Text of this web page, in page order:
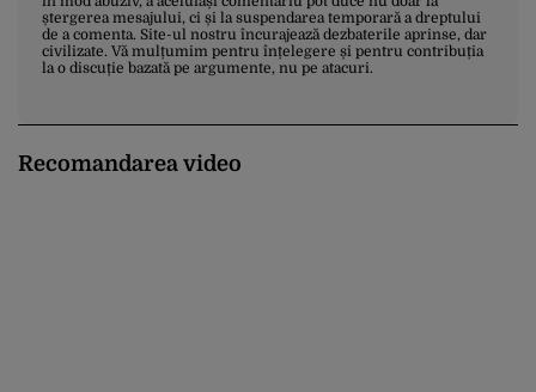
ștergerea mesajului, ci și la suspendarea temporară a dreptului
de a comenta. Site-ul nostru încurajează dezbaterile aprinse, dar
civilizate. Vă mulțumim pentru înțelegere și pentru contribuția
la o discuție bazată pe argumente, nu pe atacuri.
Recomandarea video